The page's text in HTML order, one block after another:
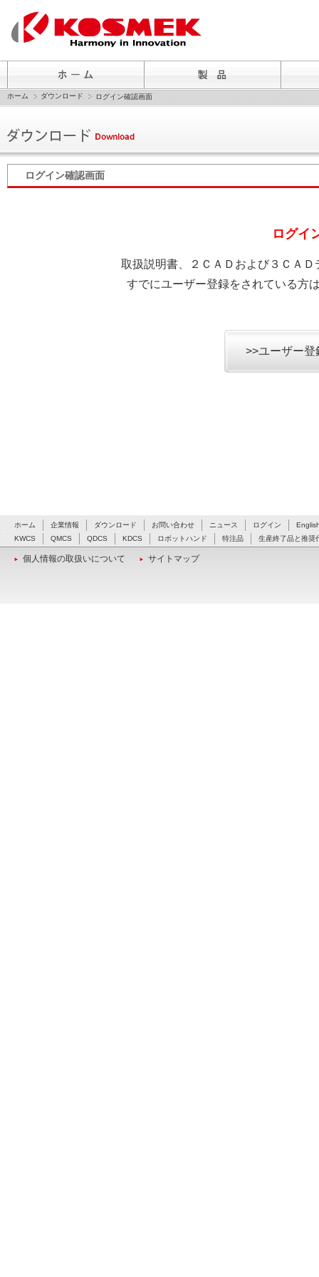
ホーム ダウンロード ログイン確認画面
ログイン確認画面
ログイ
取扱説明書、２ＣＡＤおよび３ＣＡ
すでにユーザー登録をされている方
>>ユーザー
ホーム 企業情報 ダウンロード お問い合わせ ニュース ログイン
KWCS
QMCS QDCS KDCS ロボットハンド 特注品 生産終了品と推奨
個人情報の取扱いについて サイトマップ